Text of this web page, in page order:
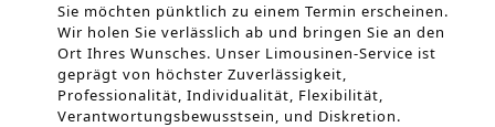
Sie möchten pünktlich zu einem Termin erscheinen.
Wir holen Sie verlässlich ab und bringen Sie an den
Ort Ihres Wunsches. Unser Limousinen-Service ist
geprägt von höchster Zuverlässigkeit,
Professionalität, Individualität, Flexibilität,
Verantwortungsbewusstsein, und Diskretion.